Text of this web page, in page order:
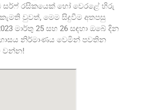
සර්ෆ් රසිකයෙක් හෝ වෙරළේ හිරු
වුවත්, මෙම සිදුවීම අතපසු
මාර්තු 25 සහ 26 සඳහා ඔබේ දින
නිර්මාණය වෙමින් පවතින
වන්න!